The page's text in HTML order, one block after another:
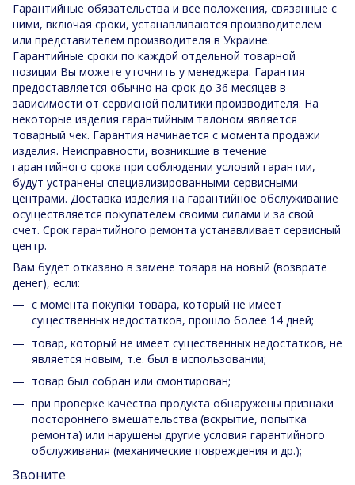
Гарантийные обязательства и все положения, связанные с
ними, включая сроки, устанавливаются производителем
или представителем производителя в Украине.
Гарантийные сроки по каждой отдельной товарной
позиции Вы можете уточнить у менеджера. Гарантия
предоставляется обычно на срок до 36 месяцев в
зависимости от сервисной политики производителя. На
некоторые изделия гарантийным талоном является
товарный чек. Гарантия начинается с момента продажи
изделия. Неисправности, возникшие в течение
гарантийного срока при соблюдении условий гарантии,
будут устранены специализированными сервисными
центрами. Доставка изделия на гарантийное обслуживание
осуществляется покупателем своими силами и за свой
счет. Срок гарантийного ремонта устанавливает сервисный
центр.
Вам будет отказано в замене товара на новый (возврате
денег), если:
с момента покупки товара, который не имеет
существенных недостатков, прошло более 14 дней;
товар, который не имеет существенных недостатков, не
является новым, т.е. был в использовании;
товар был собран или смонтирован;
при проверке качества продукта обнаружены признаки
постороннего вмешательства (вскрытие, попытка
ремонта) или нарушены другие условия гарантийного
обслуживания (механические повреждения и др.);
Звоните